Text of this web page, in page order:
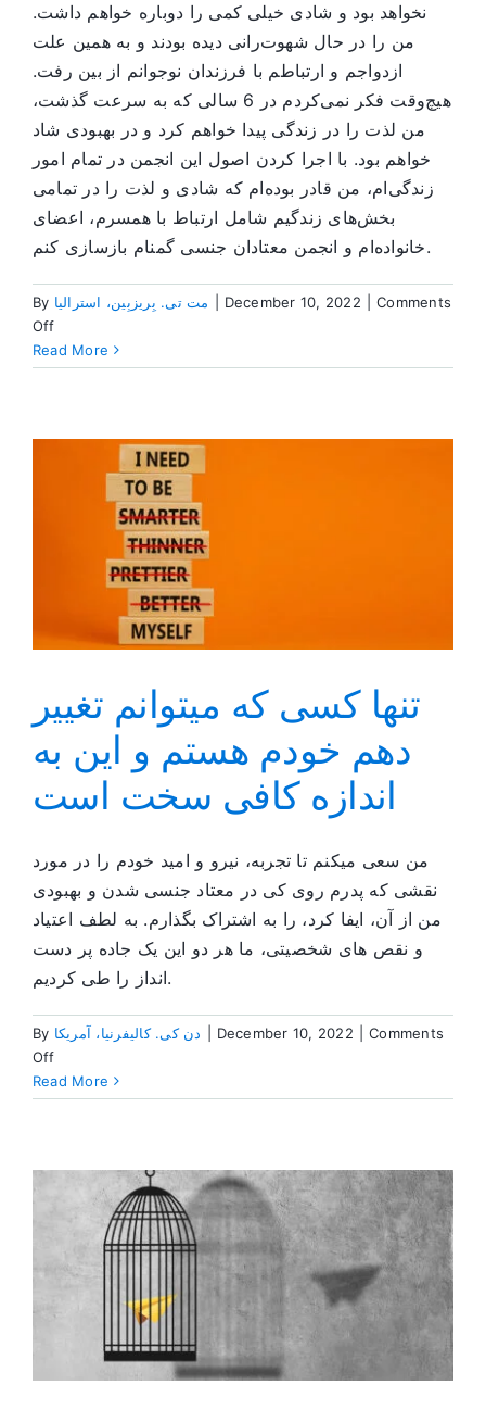
نخواهد بود و شادی خیلی کمی را دوباره خواهم داشت.
من را در حال شهوت‌رانی دیده بودند و به همین علت
ازدواجم و ارتباطم با فرزندان نوجوانم از بین رفت.
هیچ‌وقت فکر نمی‌کردم در 6 سالی که به سرعت گذشت،
من لذت را در زندگی پیدا خواهم کرد و در بهبودی شاد
خواهم بود. با اجرا کردن اصول این انجمن در تمام امور
زندگی‌ام، من قادر بوده‌ام که شادی و لذت را در تمامی
بخش‌های زندگیم شامل ارتباط با همسرم، اعضای
خانواده‌ام و انجمن معتادان جنسی گمنام بازسازی کنم.
By مت تی. بِریزبِین، استرالیا December 10, 2022
Comments
Offon
شادی
و
همایش‌های
Read More
تنها کسی که میتوانم تغییر
دهم خودم هستم و این به
اندازه کافی سخت است
من سعی میکنم تا تجربه، نیرو و امید خودم را در مورد
نقشی که پدرم روی کی در معتاد جنسی شدن و بهبودی
من از آن، ایفا کرد، را به اشتراک بگذارم. به لطف اعتیاد
و نقص های شخصیتی، ما هر دو این یک جاده پر دست
انداز را طی کردیم.
By دن کی. کالیفرنیا، آمریکا December 10, 2022
Comments
Offon
تنها
کسی
تغییر
به
Read More